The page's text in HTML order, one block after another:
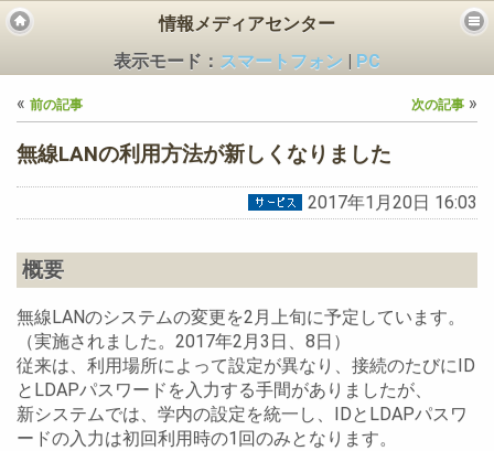
ス
情報メディアセンター
表示モード： スマートフォン
PC
« 前の記事 次の記事 »
無線LANの利用方法が新しくなりました
2017年1月20日 16:03
概要
無線LANのシステムの変更を2月上旬に予定しています。
（実施されました。2017年2月3日、8日）
従来は、利用場所によって設定が異なり、接続のたびにID
とLDAPパスワードを入力する手間がありましたが、
新システムでは、学内の設定を統一し、IDとLDAPパスワ
ードの入力は初回利用時の1回のみとなります。